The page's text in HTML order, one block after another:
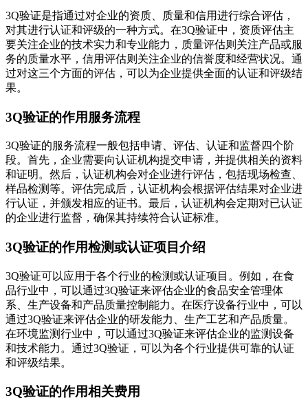
3Q验证是指通过对企业的资质、质量和信用进行综合评估，
对其进行认证和评级的一种方式。在3Q验证中，资质评估主
要关注企业的技术实力和专业能力，质量评估则关注产品或服
务的质量水平，信用评估则关注企业的信誉度和经营状况。通
过对这三个方面的评估，可以为企业提供全面的认证和评级结
果。
3Q验证的作用服务流程
3Q验证的服务流程一般包括申请、评估、认证和监督四个阶
段。首先，企业需要向认证机构提交申请，并提供相关的资料
和证明。然后，认证机构会对企业进行评估，包括现场检查、
样品检测等。评估完成后，认证机构会根据评估结果对企业进
行认证，并颁发相应的证书。最后，认证机构会定期对已认证
的企业进行监督，确保其持续符合认证标准。
3Q验证的作用检测或认证项目介绍
3Q验证可以应用于各个行业的检测或认证项目。例如，在食
品行业中，可以通过3Q验证来评估企业的食品安全管理体
系、生产设备和产品质量控制能力。在医疗设备行业中，可以
通过3Q验证来评估企业的研发能力、生产工艺和产品质量。
在环境监测行业中，可以通过3Q验证来评估企业的监测设备
和技术能力。通过3Q验证，可以为各个行业提供可靠的认证
和评级结果。
3Q验证的作用相关费用